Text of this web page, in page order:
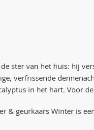
ster van het huis: hij
verfrissende
in het hart. Voor
& geurkaars Winter is